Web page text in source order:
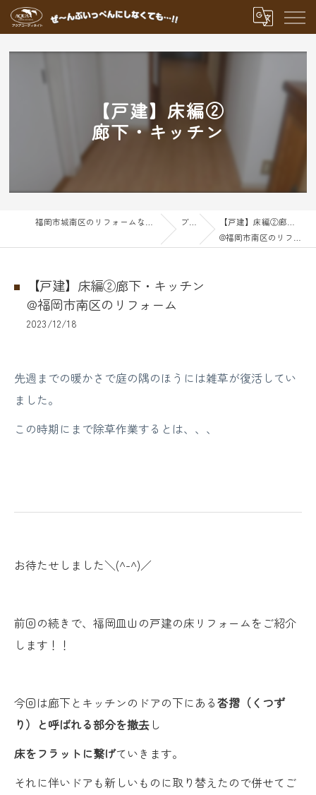
【戸建】床編②
廊下・キッチン
ブログ
【戸建】床編②廊下・キッチン
@福岡市南区のリフォーム
【戸建】床編②廊下・キッチン
@福岡市南区のリフォーム
2023/12/18
先週までの暖かさで庭の隅のほうには雑草が復活してい
ました。
この時期にまで除草作業するとは、、、
お待たせしました＼(^-^)／
前回の続きで、福岡皿山の戸建の床リフォームをご紹介
します！！
今回は廊下とキッチンのドアの下にある沓摺（くつず
り）と呼ばれる部分を撤去 し
床をフラットに繋げていきます。
それに伴いドアも新しいものに取り替えたので併せてご